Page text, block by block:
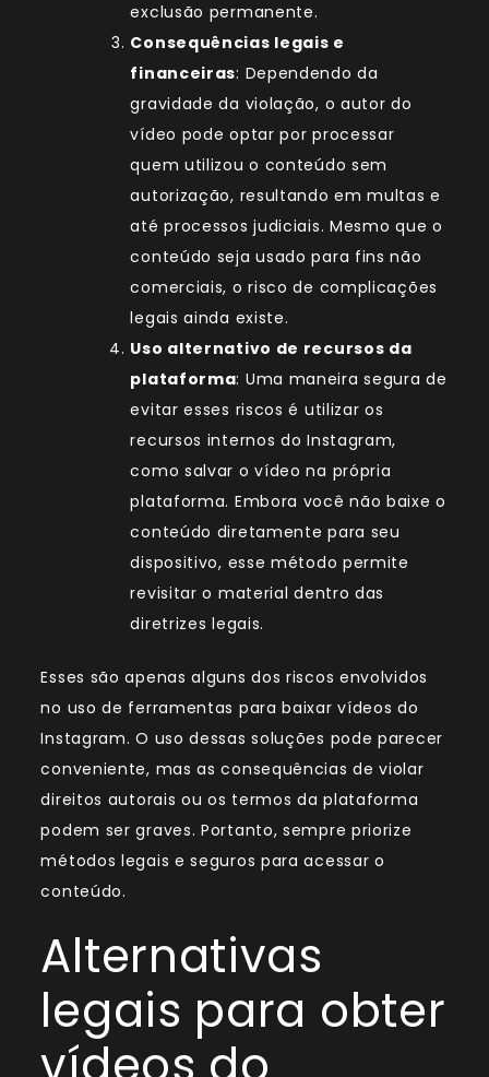
exclusão permanente.
Consequências legais e
financeiras: Dependendo da
gravidade da violação, o autor do
vídeo pode optar por processar
quem utilizou o conteúdo sem
autorização, resultando em multas e
até processos judiciais. Mesmo que o
conteúdo seja usado para fins não
comerciais, o risco de complicações
legais ainda existe.
Uso alternativo de recursos da
plataforma: Uma maneira segura de
evitar esses riscos é utilizar os
recursos internos do Instagram,
como salvar o vídeo na própria
plataforma. Embora você não baixe o
conteúdo diretamente para seu
dispositivo, esse método permite
revisitar o material dentro das
diretrizes legais.
Esses são apenas alguns dos riscos envolvidos
no uso de ferramentas para baixar vídeos do
Instagram. O uso dessas soluções pode parecer
conveniente, mas as consequências de violar
direitos autorais ou os termos da plataforma
podem ser graves. Portanto, sempre priorize
métodos legais e seguros para acessar o
conteúdo.
Alternativas
legais para obter